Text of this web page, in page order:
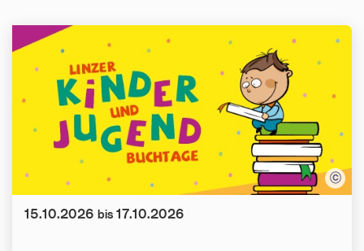
Datum:
15.10.2026 bis 17.10.2026